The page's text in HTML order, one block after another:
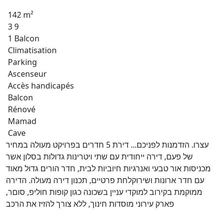
142 m²
3 9
1 Balcon
Climatisation
Parking
Ascenseur
Accès handicapés
Balcon
Rénové
Mamad
Cave
עצרו. הזדמנות לפניכם... דירת 5 חדרים בפרויקט מעולה במחיר
של פעם, דירה ייחודית עם שתי ויטרינות גדולות בסלון אשר
מכניסות אור טבעי ואנרגיות חיוביות לבית, חדר הורים גדול מאוד
עם חדר ארונות ושירוקלחת פרטיים, תכנון דירה מעולה. הדירה
ממוקמת בקירוב למוקדי עניין בשכונה כגון קופות חוליפ, סוםר,
פארק עירוני מוסדות חינוך, ללא צורך להזיז את הרכב